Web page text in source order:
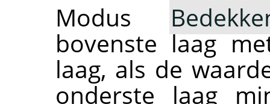
Modus
bovenste laag
laag, als de
onderste laag